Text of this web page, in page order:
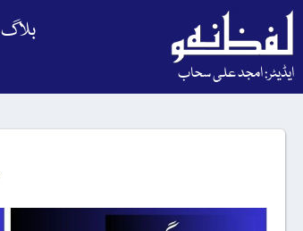
ایڈیٹر: امجد علی سحاب
بلاگ